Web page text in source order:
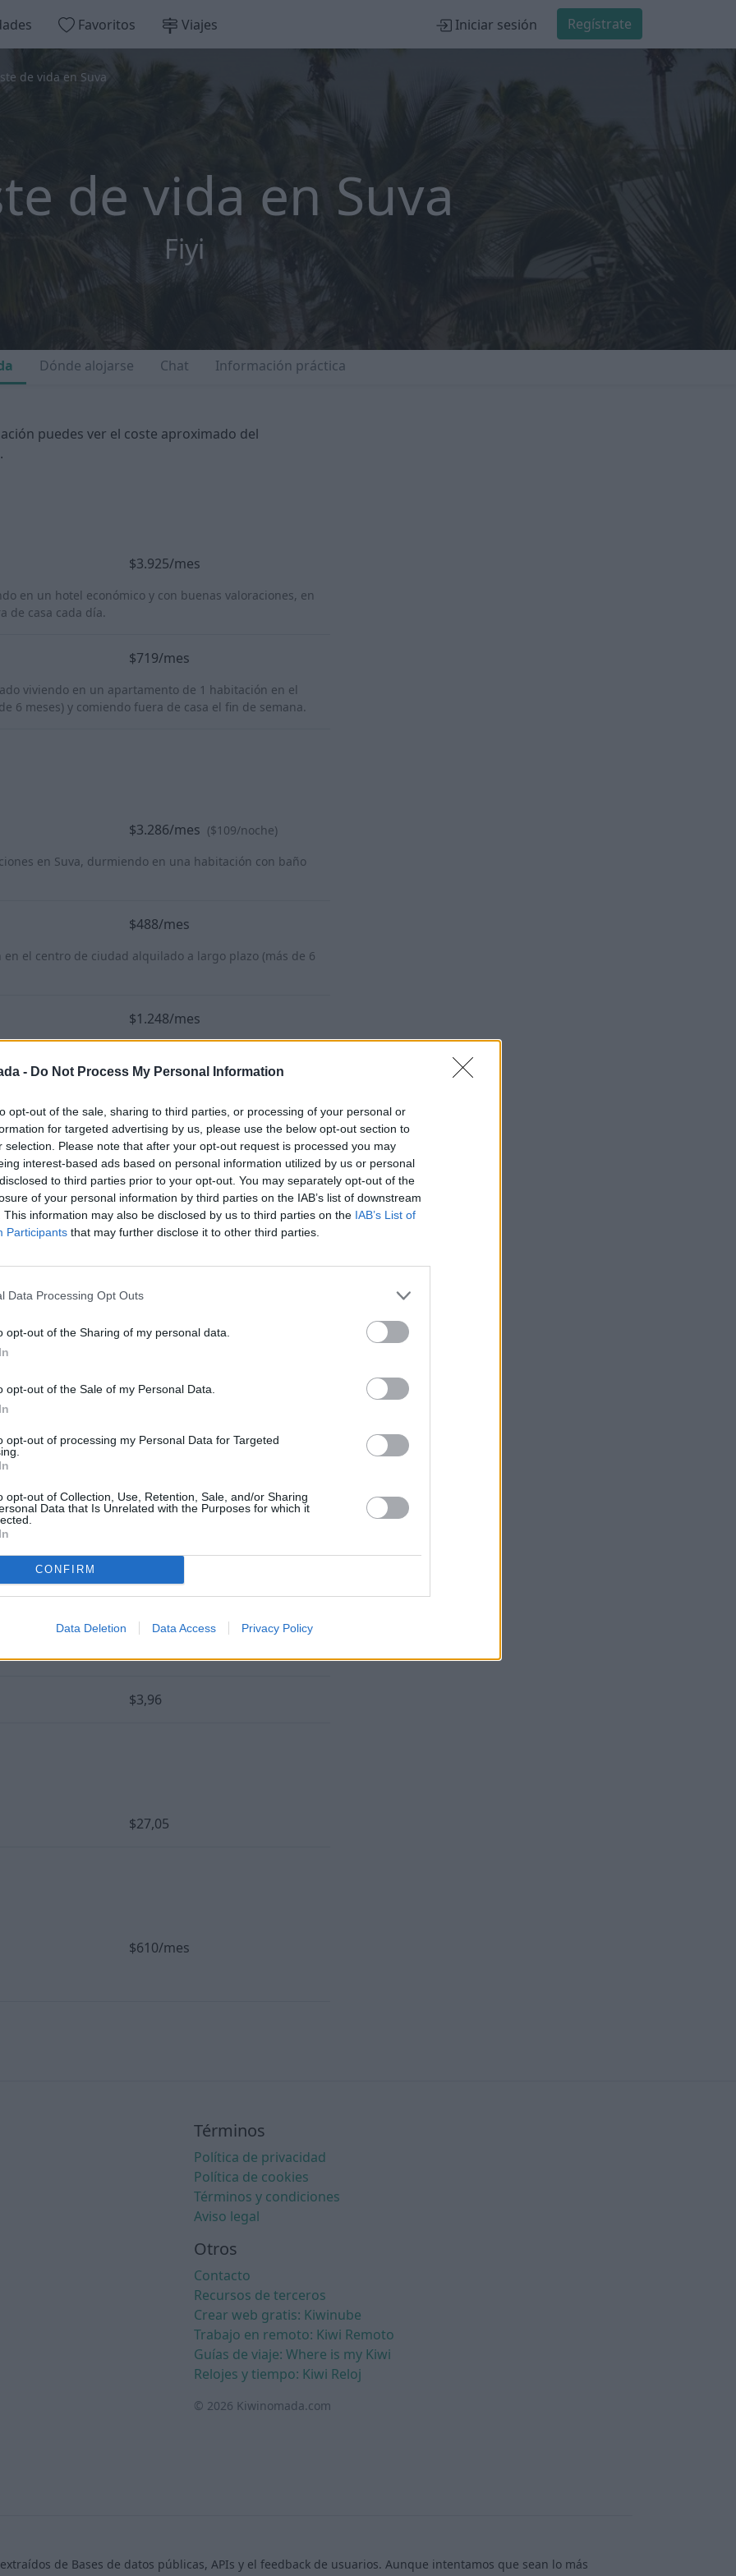
- Do Not Process My Personal Information
opt-out of the sale, sharing to third parties, or processing of your personal or
for targeted advertising by us, please use the below opt-out section to
selection. Please note that after your opt-out request is processed you may
interest-based ads based on personal information utilized by us or personal
to third parties prior to your opt-out. You may separately opt-out of the
of your personal information by third parties on the IAB’s list of downstream
This information may also be disclosed by us to third parties on the IAB’s List of
Participants that may further disclose it to other third parties.
Data Processing Opt Outs
opt-out of the Sharing of my personal data.
opt-out of the Sale of my Personal Data.
opt-out of processing my Personal Data for Targeted
opt-out of Collection, Use, Retention, Sale, and/or Sharing
Data that Is Unrelated with the Purposes for which it
CONFIRM
Data Deletion Data Access Privacy Policy
Favoritos Viajes Iniciar sesión Regístrate
de vida en Suva
de vida en Suva
Fiyi
Dónde alojarse Chat Información práctica
puedes ver el coste aproximado del
$3.925/mes
en un hotel económico y con buenas valoraciones, en
de casa cada día.
$719/mes
viviendo en un apartamento de 1 habitación en el
6 meses) y comiendo fuera de casa el fin de semana.
$3.286/mes ($109/noche)
en Suva, durmiendo en una habitación con baño
$488/mes
el centro de ciudad alquilado a largo plazo (más de 6
$1.248/mes
de ciudad alquilado a largo plazo (más de 6 meses).
(electricidad, agua, gas, etc.).
Suva.
Suva.
$2,69
$3,96
$27,05
$610/mes
Términos
Política de privacidad
Política de cookies
Términos y condiciones
Aviso legal
Otros
Contacto
Recursos de terceros
Crear web gratis: Kiwinube
Trabajo en remoto: Kiwi Remoto
Guías de viaje: Where is my Kiwi
Relojes y tiempo: Kiwi Reloj
© 2026 Kiwinomada.com
de Bases de datos públicas, APIs y el feedback de usuarios. Aunque intentamos que sean lo más